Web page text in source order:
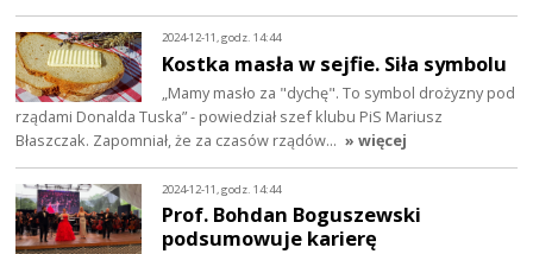
2024-12-11, godz. 14:44
Kostka masła w sejfie. Siła symbolu
„Mamy masło za "dychę". To symbol drożyzny pod
rządami Donalda Tuska” - powiedział szef klubu PiS Mariusz
Błaszczak. Zapomniał, że za czasów rządów… » więcej
2024-12-11, godz. 14:44
Prof. Bohdan Boguszewski
podsumowuje karierę